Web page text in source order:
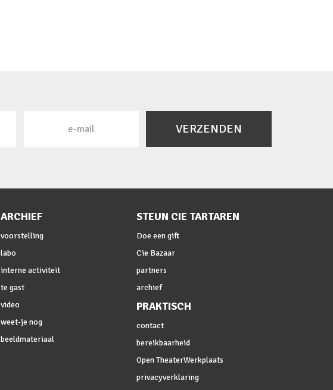
VERZENDEN
ARCHIEF
voorstelling
labo
interne activiteit
te gast
video
weet-je nog
beeldmateriaal
STEUN CIE TARTAREN
Doe een gift
Cie Bazaar
partners
archief
PRAKTISCH
contact
bereikbaarheid
Open TheaterWerkplaats
privacyverklaring